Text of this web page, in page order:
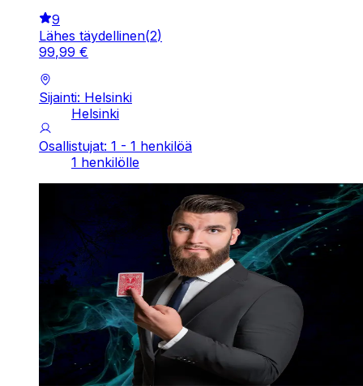
9
Lähes täydellinen(2)
99,99 €
Sijainti: Helsinki
Helsinki
Osallistujat: 1 - 1 henkilöä
1 henkilölle